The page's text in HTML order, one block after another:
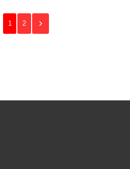
1 2